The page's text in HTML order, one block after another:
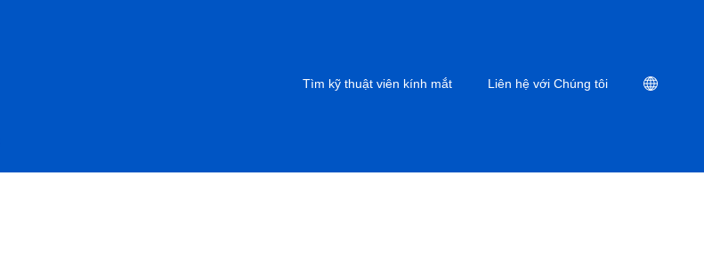
Tìm kỹ thuật viên kính mắt Liên hệ với Chúng tôi Location